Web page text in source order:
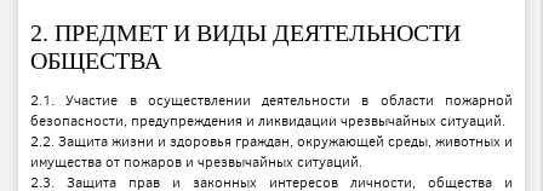
2. ПРЕДМЕТ И ВИДЫ ДЕЯТЕЛЬНОСТИ
ОБЩЕСТВА
2.1. Участие в осуществлении деятельности в области пожарной
безопасности, предупреждения и ликвидации чрезвычайных ситуаций.
2.2. Защита жизни и здоровья граждан, окружающей среды, животных и
имущества от пожаров и чрезвычайных ситуаций.
2.3. Защита прав и законных интересов личности, общества и